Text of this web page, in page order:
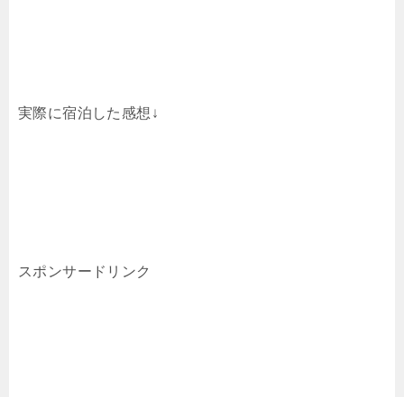
実際に宿泊した感想↓
スポンサードリンク